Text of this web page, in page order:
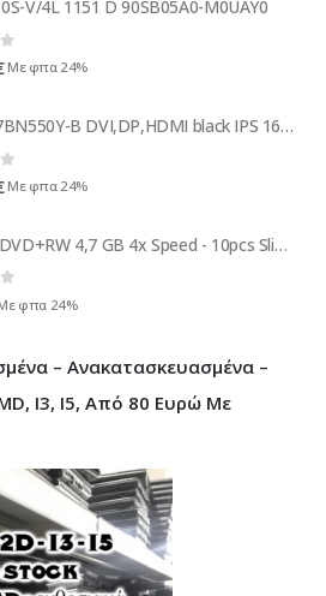
V/4L 1151 D 90SB05A0-M0UAY0
Με φπα 24%
LG 27 27BN550Y-B DVI,DP,HDMI black IPS 169 27BN550Y-B
Με φπα 24%
Intenso DVD+RW 4,7 GB 4x Speed - 10pcs Slim Case
φπα 24%
– Ανακατασκευασμένα –
I3, I5, Από 80 Ευρώ Με